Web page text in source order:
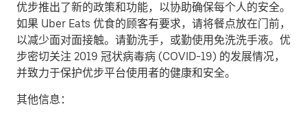
优步推出了新的政策和功能，以协助确保每个人的安全。
如果 Uber Eats 优食的顾客有要求，请将餐点放在门前，
以减少面对面接触。请勤洗手，或勤使用免洗洗手液。优
步密切关注 2019 冠状病毒病 (COVID-19) 的发展情况，
并致力于保护优步平台使用者的健康和安全。
其他信息：